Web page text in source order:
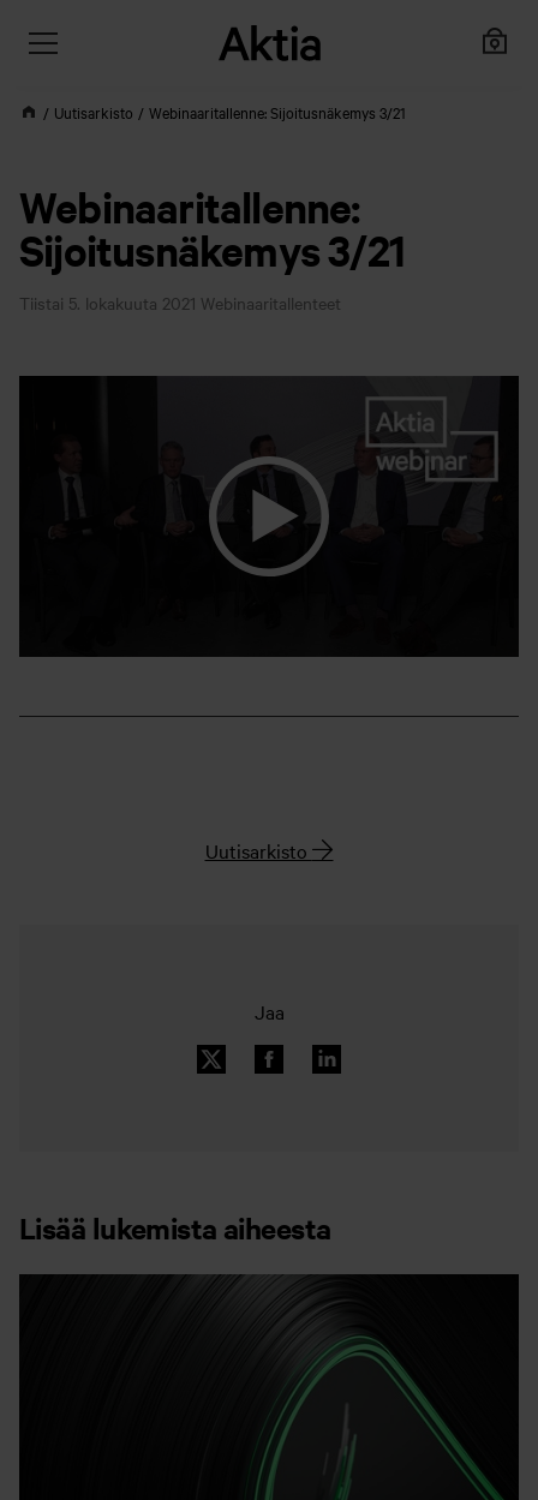
Uutisarkisto Webinaaritallenne: Sijoitusnäkemys 3/21
Webinaaritallenne:
Sijoitusnäkemys 3/21
Tiistai 5. lokakuuta 2021 Webinaaritallenteet
Uutisarkisto
Jaa
Lisää lukemista aiheesta